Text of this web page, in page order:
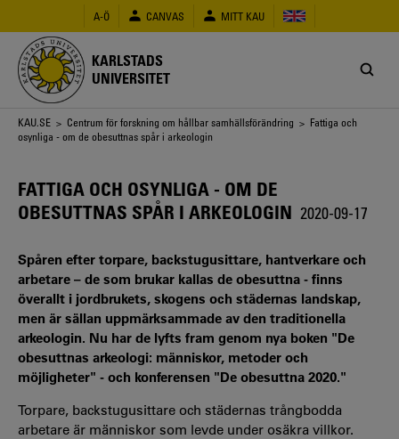
huvudinnehåll
A-Ö CANVAS MITT KAU
KARLSTADS
UNIVERSITET
Länkstig
KAU.SE > Centrum för forskning om hållbar samhällsförändring > Fattiga och
osynliga - om de obesuttnas spår i arkeologin
FATTIGA OCH OSYNLIGA - OM DE
OBESUTTNAS SPÅR I ARKEOLOGIN 2020-09-17
Spåren efter torpare, backstugusittare, hantverkare och
arbetare – de som brukar kallas de obesuttna - finns
överallt i jordbrukets, skogens och städernas landskap,
men är sällan uppmärksammade av den traditionella
arkeologin. Nu har de lyfts fram genom nya boken "De
obesuttnas arkeologi: människor, metoder och
möjligheter" - och konferensen "De obesuttna 2020."
Torpare, backstugusittare och städernas trångbodda
arbetare är människor som levde under osäkra villkor.